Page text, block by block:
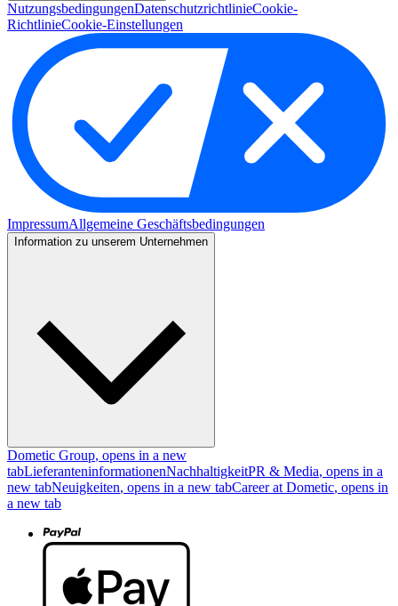
NutzungsbedingungenDatenschutzrichtlinieCookie-
RichtlinieCookie-Einstellungen
ImpressumAllgemeine Geschäftsbedingungen
Information zu unserem Unternehmen
Dometic Group, opens in a new
tabLieferanteninformationenNachhaltigkeitPR & Media, opens in a
new tabNeuigkeiten, opens in a new tabCareer at Dometic, opens in
a new tab